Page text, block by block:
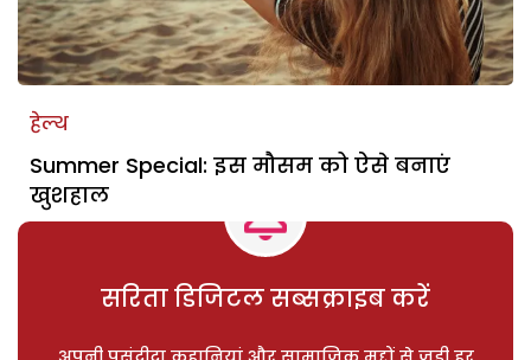
हेल्थ
Summer Special: इस मौसम को ऐसे बनाएं
खुशहाल
सरिता डिजिटल सब्सक्राइब करें